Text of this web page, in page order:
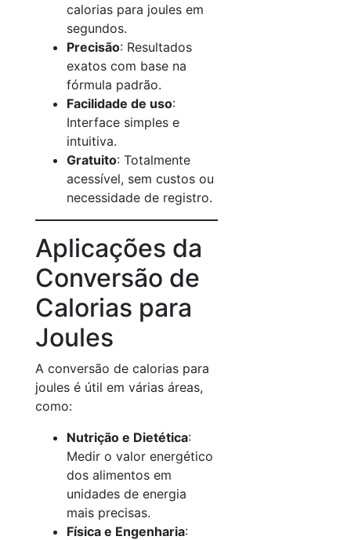
calorias para joules em
segundos.
Precisão: Resultados
exatos com base na
fórmula padrão.
Facilidade de uso:
Interface simples e
intuitiva.
Gratuito: Totalmente
acessível, sem custos ou
necessidade de registro.
Aplicações da
Conversão de
Calorias para
Joules
A conversão de calorias para
joules é útil em várias áreas,
como:
Nutrição e Dietética:
Medir o valor energético
dos alimentos em
unidades de energia
mais precisas.
Física e Engenharia: